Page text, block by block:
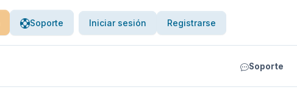
Soporte Iniciar sesión Registrarse
Soporte